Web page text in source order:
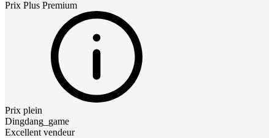
Prix Plus Premium
Prix plein
Dingdang_game
Excellent vendeur